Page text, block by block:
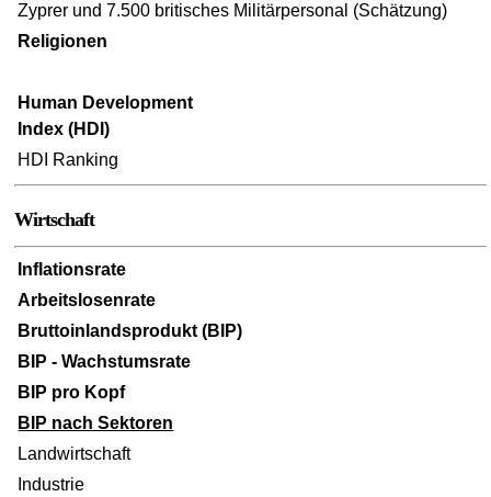
Zyprer und 7.500 britisches Militärpersonal (Schätzung)
Religionen
Human Development
Index (HDI)
HDI Ranking
Wirtschaft
Inflationsrate
Arbeitslosenrate
Bruttoinlandsprodukt (BIP)
BIP - Wachstumsrate
BIP pro Kopf
BIP nach Sektoren
Landwirtschaft
Industrie